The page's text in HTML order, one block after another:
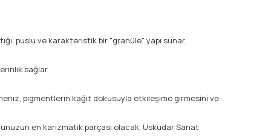
puslu ve karakteristik bir "granüle" yapı sunar.
sağlar.
pigmentlerin kağıt dokusuyla etkileşime girmesini ve
en karizmatik parçası olacak. Üsküdar Sanat